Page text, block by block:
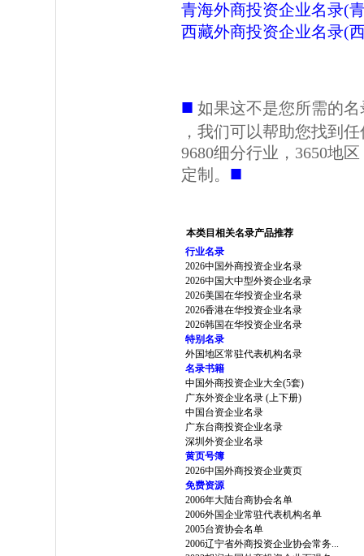
青海外商投资企业名录(
西藏外商投资企业名录(
■ 如果这不是您所需的
，我们可以帮助您找到
9680细分行业，3650地
定制。 ■
本类目相关名录产品推荐
行业名录
2026中国外商投资企业名录
2026中国大中型外资企业名录
2026美国在华投资企业名录
2026香港在华投资企业名录
2026韩国在华投资企业名录
特别名录
外国地区常驻代表机构名录
名录书籍
中国外商投资企业大全(5套)
广东外资企业名录 (上下册)
中国台资企业名录
广东台商投资企业名录
深圳外资企业名录
黄页号簿
2026中国外商投资企业黄页
免费资源
2006年大陆台商协会名单
2006外国企业常驻代表机构名单
2005台资协会名单
2006辽宁省外商投资企业协会常务...